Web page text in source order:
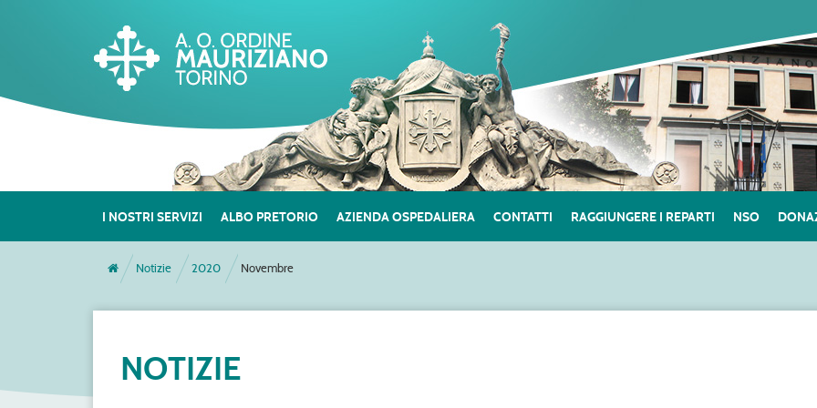
I NOSTRI SERVIZI ALBO PRETORIO AZIENDA OSPEDALIERA CONTATTI RAGGIUNGERE I REPARTI NSO
Notizie 2020 Novembre
NOTIZIE